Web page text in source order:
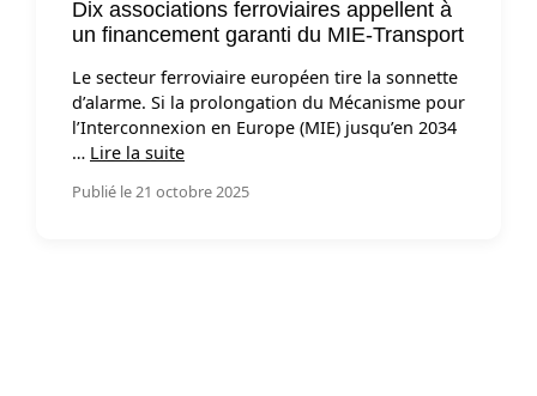
Dix associations ferroviaires appellent à
un financement garanti du MIE-Transport
Le secteur ferroviaire européen tire la sonnette
d’alarme. Si la prolongation du Mécanisme pour
l’Interconnexion en Europe (MIE) jusqu’en 2034
… Lire la suite
Publié le 21 octobre 2025